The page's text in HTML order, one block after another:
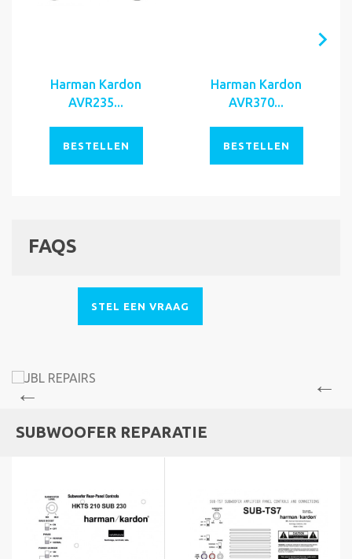
Harman Kardon
AVR235...
BESTELLEN
Harman Kardon
AVR370...
BESTELLEN
FAQS
STEL EEN VRAAG
SUBWOOFER REPARATIE